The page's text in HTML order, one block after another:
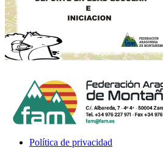
Política de privacidad